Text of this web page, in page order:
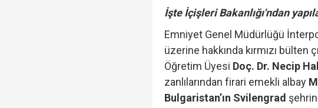
İşte İçişleri Bakanlığı'ndan
Emniyet Genel Müdürlüğü
üzerine hakkında kırmızı bülten
Öğretim Üyesi Doç. Dr. Necip
zanlılarından firari emekli albay
Bulgaristan’ın Svilengrad